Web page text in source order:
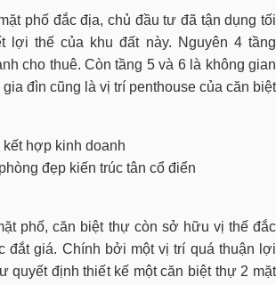
phố đắc địa, chủ đầu tư đã tận dụng tối
lợi thế của khu đất này. Nguyên 4 tầng
cho thuê. Còn tầng 5 và 6 là không gian
đìn cũng là vị trí penthouse của căn biệt
đẹp kiến trúc tân cổ điển
phố, căn biệt thự còn sở hữu vị thế đắc
đắt giá. Chính bởi một vị trí quá thuận lợi
quyết định thiết kế một căn biệt thự 2 mặt